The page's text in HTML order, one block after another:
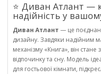
⭐ Диван Атлант —
надійність у
Диван Атлант — це
дизайну. Завдяки надійним
механізму «Книга», він
відпочинку та сну. Модель
для гостьової кімнати,